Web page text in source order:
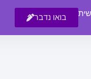
בואו נדבר